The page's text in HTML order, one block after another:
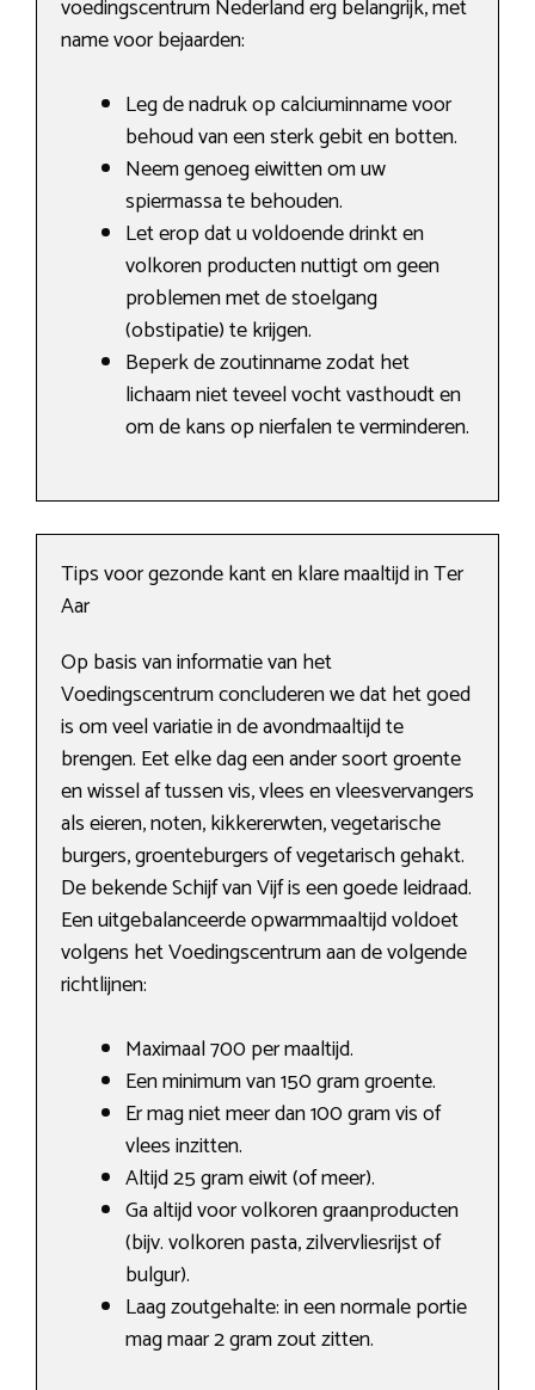
voedingscentrum Nederland erg belangrijk, met
name voor bejaarden:
Leg de nadruk op calciuminname voor
behoud van een sterk gebit en botten.
Neem genoeg eiwitten om uw
spiermassa te behouden.
Let erop dat u voldoende drinkt en
volkoren producten nuttigt om geen
problemen met de stoelgang
(obstipatie) te krijgen.
Beperk de zoutinname zodat het
lichaam niet teveel vocht vasthoudt en
om de kans op nierfalen te verminderen.
Tips voor gezonde kant en klare maaltijd in Ter
Aar
Op basis van informatie van het
Voedingscentrum concluderen we dat het goed
is om veel variatie in de avondmaaltijd te
brengen. Eet elke dag een ander soort groente
en wissel af tussen vis, vlees en vleesvervangers
als eieren, noten, kikkererwten, vegetarische
burgers, groenteburgers of vegetarisch gehakt.
De bekende Schijf van Vijf is een goede leidraad.
Een uitgebalanceerde opwarmmaaltijd voldoet
volgens het Voedingscentrum aan de volgende
richtlijnen:
Maximaal 700 per maaltijd.
Een minimum van 150 gram groente.
Er mag niet meer dan 100 gram vis of
vlees inzitten.
Altijd 25 gram eiwit (of meer).
Ga altijd voor volkoren graanproducten
(bijv. volkoren pasta, zilvervliesrijst of
bulgur).
Laag zoutgehalte: in een normale portie
mag maar 2 gram zout zitten.